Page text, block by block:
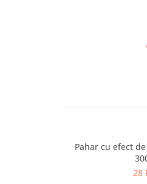
Pahar cu efect
28